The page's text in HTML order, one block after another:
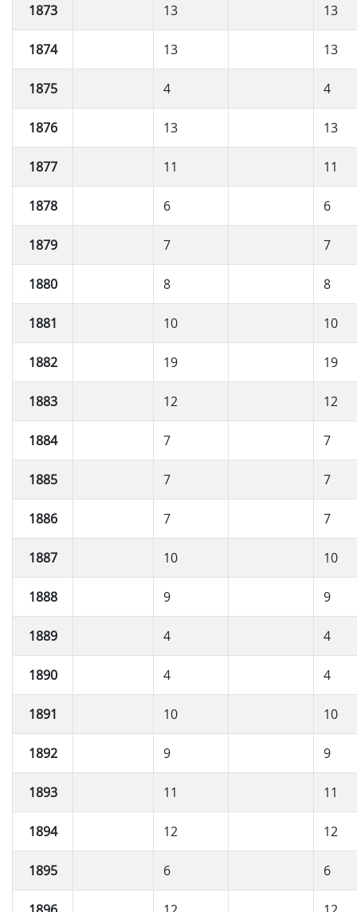
1873 13 13
1874 13 13
1875 4 4
1876 13 13
1877 11 11
1878 6 6
1879 7 7
1880 8 8
1881 10 10
1882 19 19
1883 12 12
1884 7 7
1885 7 7
1886 7 7
1887 10 10
1888 9 9
1889 4 4
1890 4 4
1891 10 10
1892 9 9
1893 11 11
1894 12 12
1895 6 6